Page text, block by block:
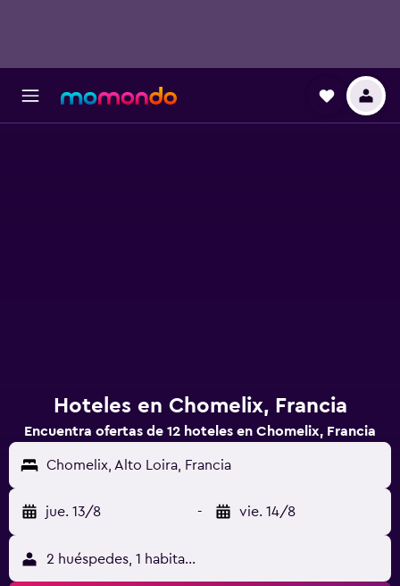
Hoteles en Chomelix, Francia
Encuentra ofertas de 12 hoteles en Chomelix, Francia
Chomelix, Alto Loira, Francia
jue. 13/8 - vie. 14/8
2 huéspedes, 1 habitación